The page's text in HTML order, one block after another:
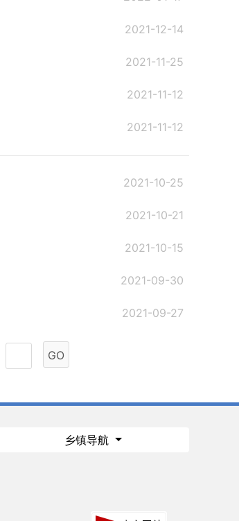
2021-12-14
2021-11-25
2021-11-12
2021-11-12
2021-10-25
2021-10-21
2021-10-15
2021-09-30
2021-09-27
GO
乡镇导航